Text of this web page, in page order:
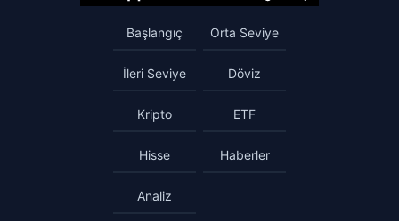
Başlangıç Orta Seviye
İleri Seviye Döviz
Kripto ETF
Hisse Haberler
Analiz